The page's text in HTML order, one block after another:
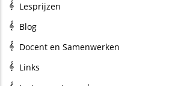
Lesprijzen
Blog
Docent en Samenwerken
Links